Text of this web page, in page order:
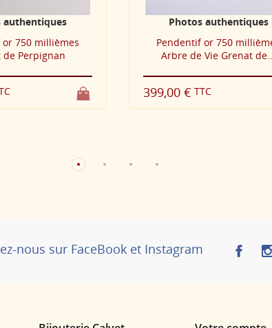
Photos authentiques
or 750 millièmes
de Vie Grenat de...
€
Photos
Pendentif
525,00 €TTC
nous sur FaceBook et Instagram